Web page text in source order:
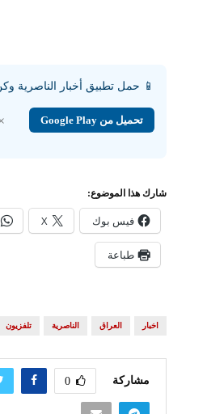
📱 حمل تطبيق أخبار الناصرية
تحميل من Google Play
شارك هذا الموضوع:
فيس بوك X
طباعة
اخبار العراق الناصرية تلفزيون
مشاركة 0